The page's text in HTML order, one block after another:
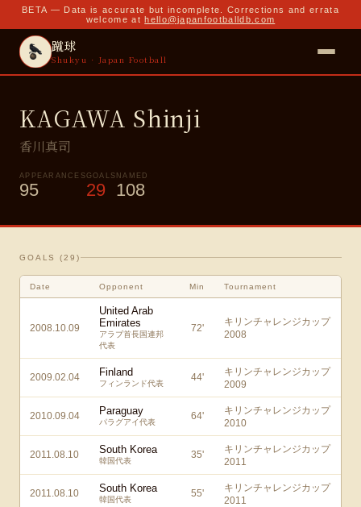
BETA — Data is accurate but incomplete. Corrections and errata
welcome at hello@japanfootballdb.com
蹴球
Shukyu · Japan Football
KAGAWA Shinji
香川真司
APPEARANCES
95
GOALS
29
NAMED
108
GOALS (29 )
Date Opponent Min Tournament
2008.10.09
United Arab
Emirates
アラブ首長国連邦
代表
72'
キリンチャレンジカップ
2008
2009.02.04 Finland
フィンランド代表
44'
キリンチャレンジカップ
2009
2010.09.04 Paraguay
パラグアイ代表
64'
キリンチャレンジカップ
2010
2011.08.10 South Korea
韓国代表
35'
キリンチャレンジカップ
2011
2011.08.10 South Korea
韓国代表
55'
キリンチャレンジカップ
2011